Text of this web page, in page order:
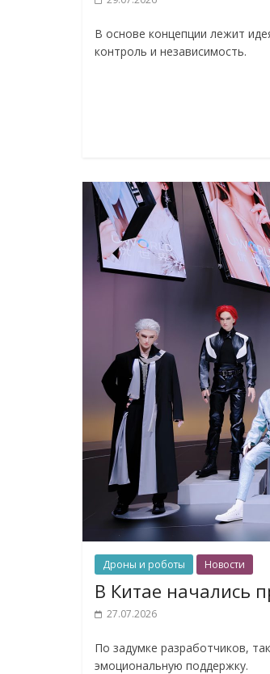
В основе концепции лежит
контроль и независимость.
Дроны и роботы Новости
В Китае начались
27.07.2026
По задумке разработчиков,
эмоциональную поддержку.